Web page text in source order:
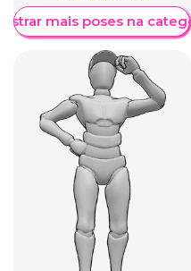
mais poses na